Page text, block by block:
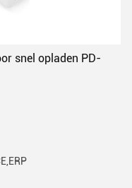
snel opladen PD-